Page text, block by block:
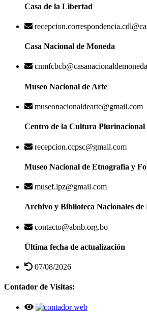
Casa de la Libertad
Casa Nacional de Moneda
Museo Nacional de Arte
museonacionaldearte@gmail.com
Centro de la Cultura Plurinacional
recepcion.ccpsc@gmail.com
Museo Nacional de Etnografía y
musef.lpz@gmail.com
Archivo y Biblioteca Nacionales de
contacto@abnb.org.bo
Última fecha de actualización
07/08/2026
Contador de Visitas: